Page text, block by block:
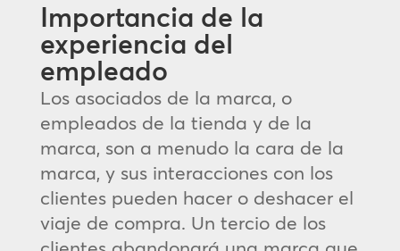
Importancia de la
experiencia del
empleado
Los asociados de la marca, o
empleados de la tienda y de la
marca, son a menudo la cara de la
marca, y sus interacciones con los
clientes pueden hacer o deshacer el
viaje de compra. Un tercio de los